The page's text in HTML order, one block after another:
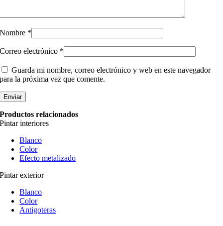
Nombre *
Correo electrónico *
Guarda mi nombre, correo electrónico y web en este navegador
para la próxima vez que comente.
Productos relacionados
Pintar interiores
Blanco
Color
Efecto metalizado
Pintar exterior
Blanco
Color
Antigoteras